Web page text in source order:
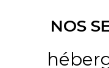
NOS